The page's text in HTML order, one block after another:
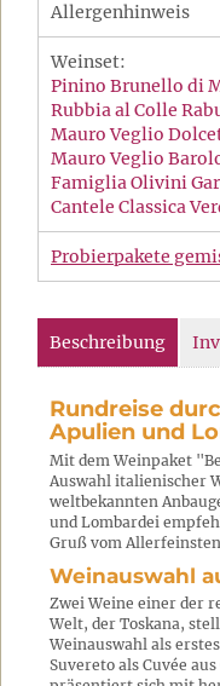
Allergenhinweis
Weinset:
Pinino Brunello di
Rubbia al Colle
Mauro Veglio
Mauro Veglio
Famiglia Olivini
Cantele Classica
Probierpakete
Beschreibung
Rundreise
Apulien und
Mit dem Weinpaket
Auswahl italienischer
weltbekannten
und Lombardei
Gruß vom
Weinauswahl
Zwei Weine einer der
Welt, der Toskana,
Weinauswahl als
Suvereto als Cuvée